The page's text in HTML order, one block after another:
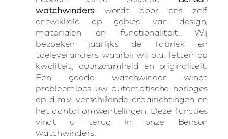
watchwinders wordt door ons zelf
ontwikkeld op gebied van design,
materialen en functionaliteit. Wij
bezoeken jaarlijks de fabriek en
toeleveranciers waarbij wij o.a. letten op
kwaliteit, duurzaamheid en originaliteit.
Een goede watchwinder windt
probleemloos uw automatische horloges
op d.m.v. verschillende draairichtingen en
het aantal omwentelingen. Deze functies
vindt u terug in onze Benson
watchwinders.